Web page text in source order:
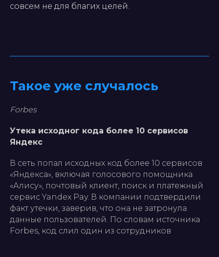
совсем не для благих целей.
Такое уже случалось
Forbes
Утека исходног кода более 10 сервисов
Яндекс
В сеть попал исходных код более 10 сервисов
«Яндекса», включая голосового помощника
«Алису», почтовый клиент, поиск и платежный
сервис Yandex Pay. В компании подтвердили
факт утечки, заверив, что она не затронула
данные пользователей. По словам источника
Forbes, код слил один из сотрудников